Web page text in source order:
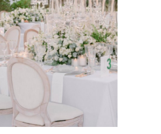
ÉLÉGANT SUR LA
Wedding Planner
Côte d'Azur